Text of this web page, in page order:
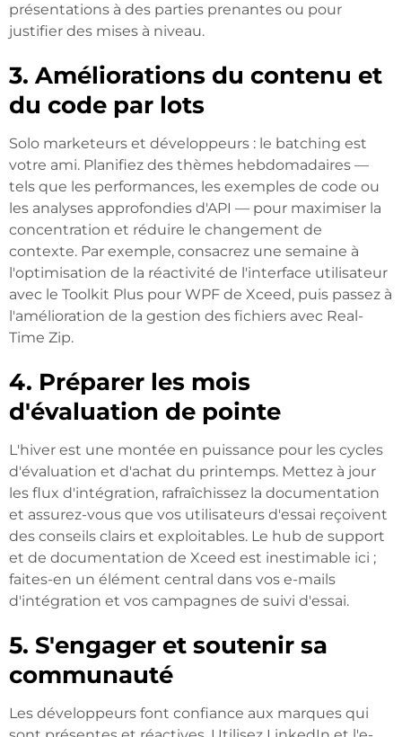
présentations à des parties prenantes ou pour
justifier des mises à niveau.
3. Améliorations du contenu et
du code par lots
Solo marketeurs et développeurs : le batching est
votre ami. Planifiez des thèmes hebdomadaires —
tels que les performances, les exemples de code ou
les analyses approfondies d'API — pour maximiser la
concentration et réduire le changement de
contexte. Par exemple, consacrez une semaine à
l'optimisation de la réactivité de l'interface utilisateur
avec le Toolkit Plus pour WPF de Xceed, puis passez à
l'amélioration de la gestion des fichiers avec Real-
Time Zip.
4. Préparer les mois
d'évaluation de pointe
L'hiver est une montée en puissance pour les cycles
d'évaluation et d'achat du printemps. Mettez à jour
les flux d'intégration, rafraîchissez la documentation
et assurez-vous que vos utilisateurs d'essai reçoivent
des conseils clairs et exploitables. Le hub de support
et de documentation de Xceed est inestimable ici ;
faites-en un élément central dans vos e-mails
d'intégration et vos campagnes de suivi d'essai.
5. S'engager et soutenir sa
communauté
Les développeurs font confiance aux marques qui